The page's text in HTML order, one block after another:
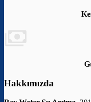
Hakkımızda